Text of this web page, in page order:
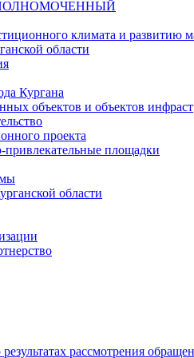
климата и развитию
области
Кургана
объектов и объектов
проекта
площадки
области
рассмотрения